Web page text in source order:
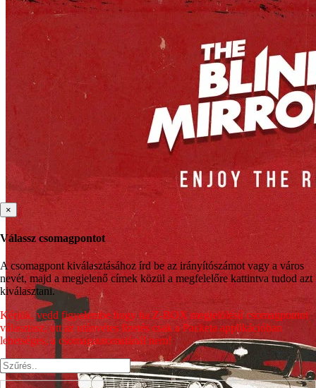
×
Válassz csomagpontot
A csomagpont kiválasztásához írd be az irányítószámot vagy a város
nevét, majd a megjelenő címek közül a megfelelőre kattintva tudod azt
kiválasztani.
Kérjük, vedd figyelembe hogy ha Z-BOX megjelölésű csomagpontot
választasz, ott az utánvétes fizetés csak a Packeta applikációban
lehetséges, a csomagautomatánál nem!